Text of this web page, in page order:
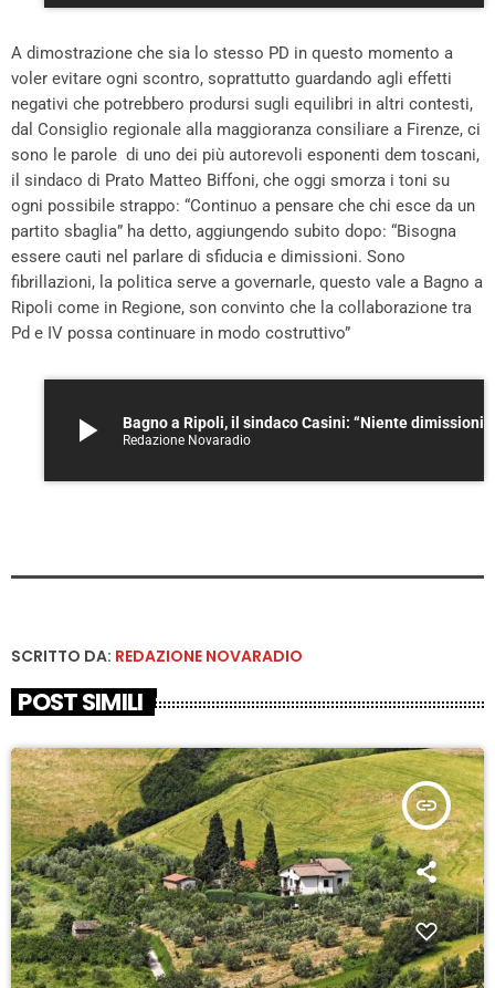
A dimostrazione che sia lo stesso PD in questo momento a
voler evitare ogni scontro, soprattutto guardando agli effetti
negativi che potrebbero prodursi sugli equilibri in altri contesti,
dal Consiglio regionale alla maggioranza consiliare a Firenze, ci
sono le parole di uno dei più autorevoli esponenti dem toscani,
il sindaco di Prato Matteo Biffoni, che oggi smorza i toni su
ogni possibile strappo: “Continuo a pensare che chi esce da un
partito sbaglia” ha detto, aggiungendo subito dopo: “Bisogna
essere cauti nel parlare di sfiducia e dimissioni. Sono
fibrillazioni, la politica serve a governarle, questo vale a Bagno a
Ripoli come in Regione, son convinto che la collaborazione tra
Pd e IV possa continuare in modo costruttivo”
play_arrow Redazione Novaradio
SCRITTO DA: REDAZIONE NOVARADIO
POST SIMILI
insert_link